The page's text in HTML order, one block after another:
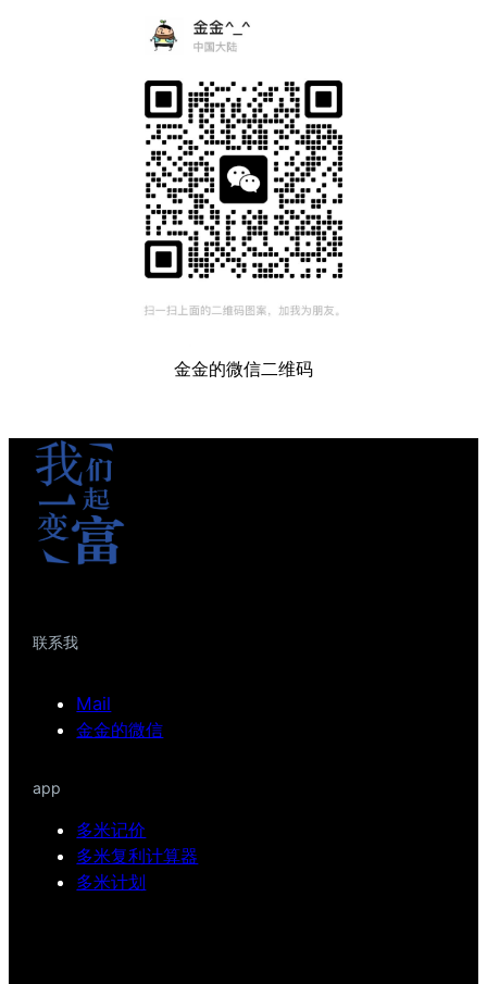
金金的微信二维码
联系我
Mail
金金的微信
app
多米记价
多米复利计算器
多米计划